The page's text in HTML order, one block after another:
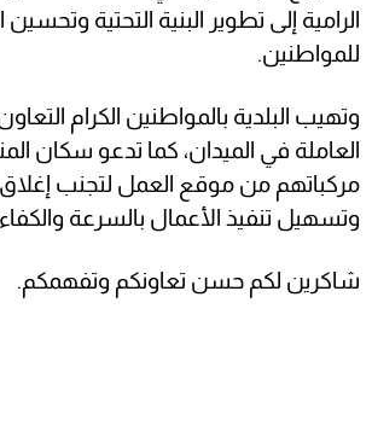
الرامية إلى تطوير البنية التحتية
للمواطنين.
وتهيب البلدية بالمواطنين الكرام
العاملة في الميدان، كما تدعو سكان
مركباتهم من موقع العمل لتجنب
وتسهيل تنفيذ الأعمال بالسرعة
شاكرين لكم حسن تعاونكم وتفهمكم.